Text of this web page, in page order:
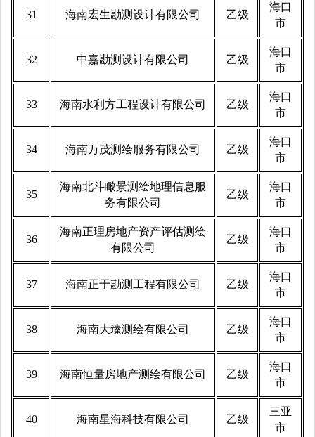
31 海南宏生勘测设计有限公司 乙级
海口
市
32 中嘉勘测设计有限公司 乙级
海口
市
33 海南水利方工程设计有限公司 乙级
海口
市
34 海南万茂测绘服务有限公司 乙级
海口
市
35
海南北斗瞰景测绘地理信息服
务有限公司
乙级
海口
市
36
海南正理房地产资产评估测绘
有限公司
乙级
海口
市
37 海南正于勘测工程有限公司 乙级
海口
市
38 海南大臻测绘有限公司 乙级
海口
市
39 海南恒量房地产测绘有限公司 乙级
海口
市
40 海南星海科技有限公司 乙级
三亚
市